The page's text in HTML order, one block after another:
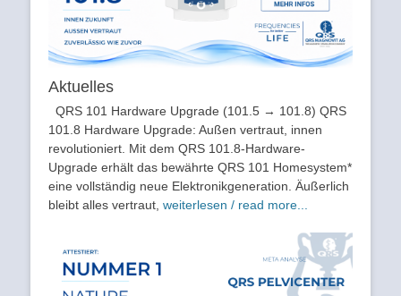
Aktuelles
QRS 101 Hardware Upgrade (101.5 → 101.8) QRS
101.8 Hardware Upgrade: Außen vertraut, innen
revolutioniert. Mit dem QRS 101.8-Hardware-
Upgrade erhält das bewährte QRS 101 Homesystem*
eine vollständig neue Elektronikgeneration. Äußerlich
bleibt alles vertraut, weiterlesen / read more...